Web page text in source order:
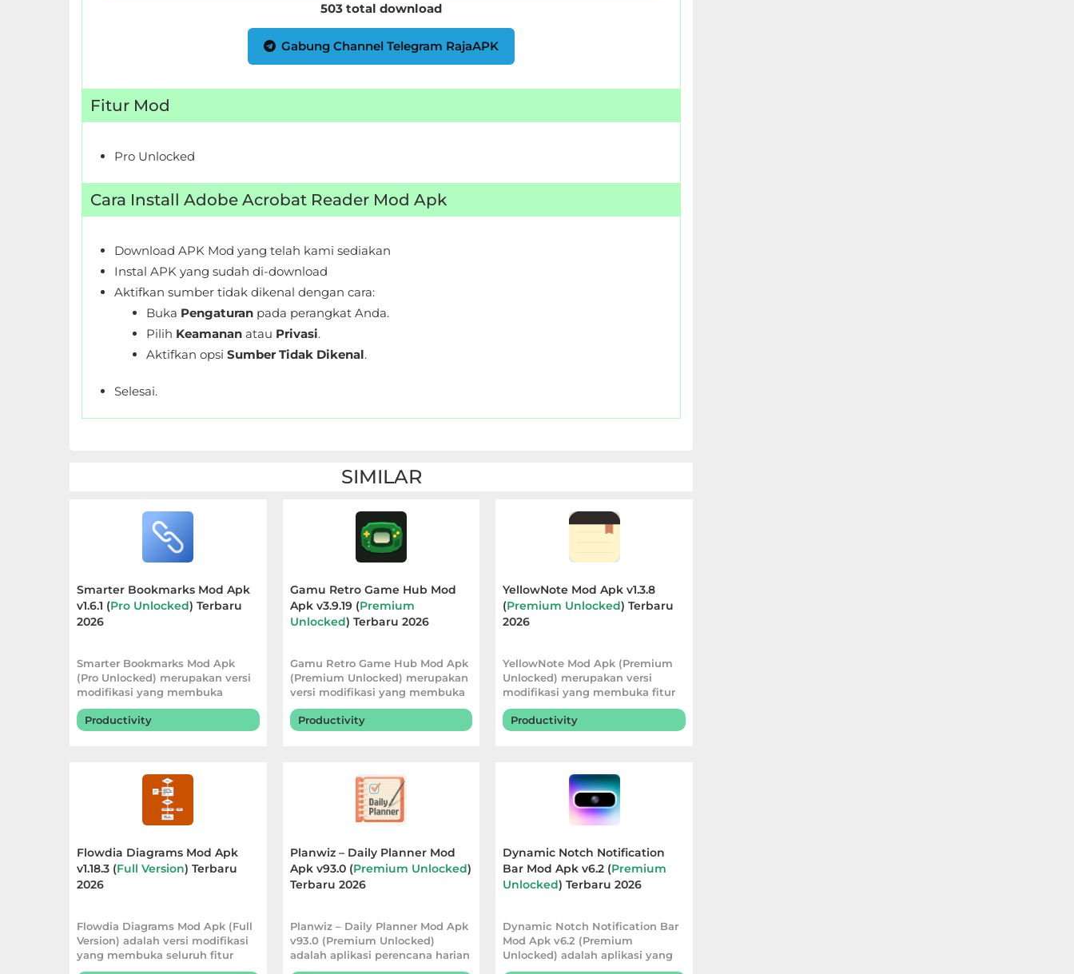
Parenting
Personalization
Photography
503 total download
Gabung Channel Telegram RajaAPK
Fitur Mod
Pro Unlocked
Cara Install Adobe Acrobat Reader Mod Apk
Download APK Mod yang telah kami sediakan
Instal APK yang sudah di-download
Aktifkan sumber tidak dikenal dengan cara:
Buka Pengaturan pada perangkat Anda.
Pilih Keamanan atau Privasi.
Aktifkan opsi Sumber Tidak Dikenal.
Selesai.
SIMILAR
Smarter Bookmarks Mod Apk
v1.6.1 (Pro Unlocked) Terbaru
2026
Smarter Bookmarks Mod Apk
(Pro Unlocked) merupakan versi
modifikasi yang membuka
seluruh fitur Pro s
Productivity
Gamu Retro Game Hub Mod
Apk v3.9.19 (Premium
Unlocked) Terbaru 2026
Gamu Retro Game Hub Mod Apk
(Premium Unlocked) merupakan
versi modifikasi yang membuka
seluruh fitur
Productivity
YellowNote Mod Apk v1.3.8
(Premium Unlocked) Terbaru
2026
YellowNote Mod Apk (Premium
Unlocked) merupakan versi
modifikasi yang membuka fitur
premium sehingga
Productivity
Flowdia Diagrams Mod Apk
v1.18.3 (Full Version) Terbaru
2026
Flowdia Diagrams Mod Apk (Full
Version) adalah versi modifikasi
yang membuka seluruh fitur
premium s
Planwiz – Daily Planner Mod
Apk v93.0 (Premium Unlocked)
Terbaru 2026
Planwiz – Daily Planner Mod Apk
v93.0 (Premium Unlocked)
adalah aplikasi perencana harian
yang mem
Dynamic Notch Notification
Bar Mod Apk v6.2 (Premium
Unlocked) Terbaru 2026
Dynamic Notch Notification Bar
Mod Apk v6.2 (Premium
Unlocked) adalah aplikasi yang
membantu membuat